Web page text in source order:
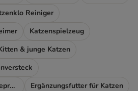
Reiniger
Katzenspielzeug
& junge Katzen
Fellpflege & Katzenpflegeprodukte
Ergänzungsfutter für Katzen